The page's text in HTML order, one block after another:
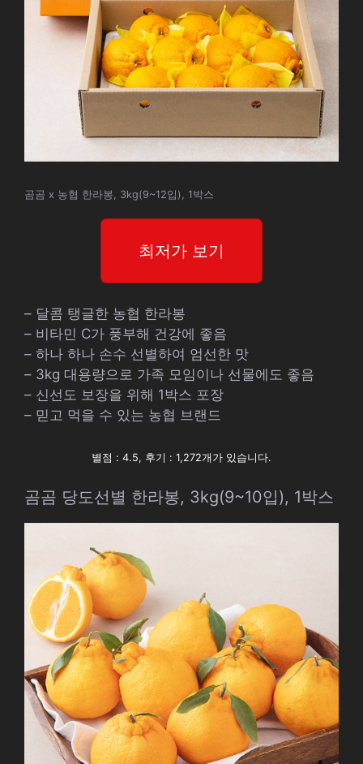
곰곰 x 농협 한라봉, 3kg(9~12입), 1박스
최저가 보기
– 달콤 탱글한 농협 한라봉
– 비타민 C가 풍부해 건강에 좋음
– 하나 하나 손수 선별하여 엄선한 맛
– 3kg 대용량으로 가족 모임이나 선물에도 좋음
– 신선도 보장을 위해 1박스 포장
– 믿고 먹을 수 있는 농협 브랜드
별점 : 4.5, 후기 : 1,272개가 있습니다.
곰곰 당도선별 한라봉, 3kg(9~10입), 1박스